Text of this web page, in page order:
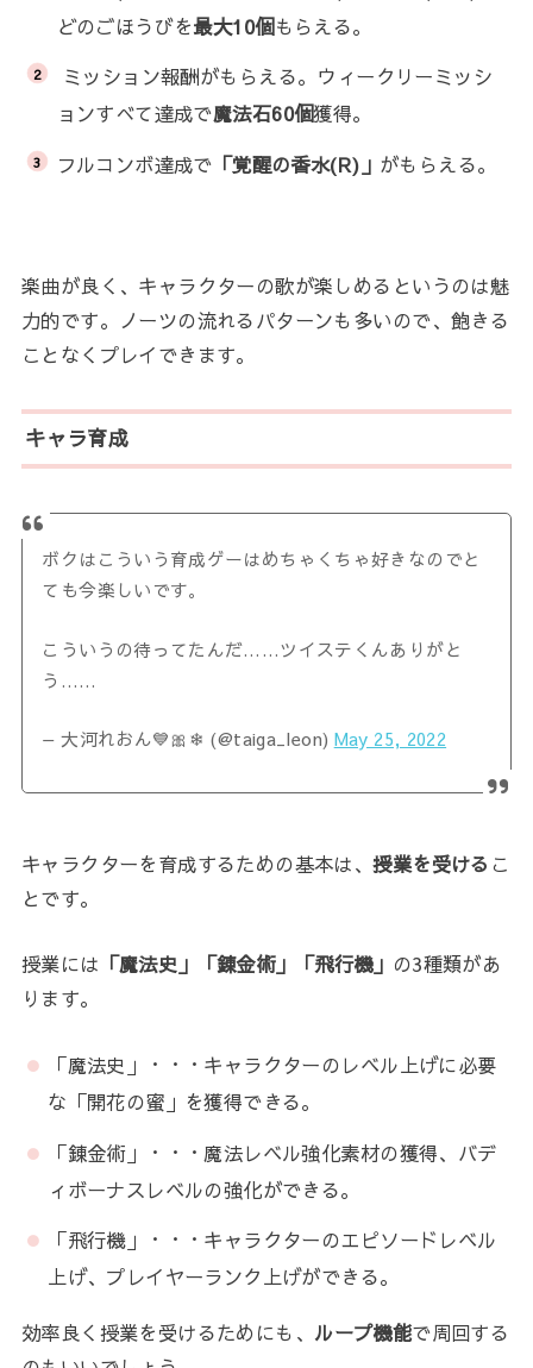
どのごほうびを最大10個もらえる。
ミッション報酬がもらえる。ウィークリーミッシ
ョンすべて達成で魔法石60個獲得。
フルコンボ達成で 「覚醒の香水(R)」 がもらえる。
楽曲が良く、キャラクターの歌が楽しめるというのは魅
力的です。ノーツの流れるパターンも多いので、飽きる
ことなくプレイできます。
キャラ育成
ボクはこういう育成ゲーはめちゃくちゃ好きなのでと
ても今楽しいです。
こういうの待ってたんだ……ツイステくんありがと
う……
— 大河れおん💙🎀❄ (@taiga_leon) May 25, 2022
キャラクターを育成するための基本は、授業を受ける こ
とです。
授業には 「魔法史」「錬金術」「飛行機」 の3種類があ
ります。
「魔法史」・・・キャラクターのレベル上げに必要
な「開花の蜜」を獲得できる。
「錬金術」・・・魔法レベル強化素材の獲得、バデ
ィボーナスレベルの強化ができる。
「飛行機」・・・キャラクターのエピソードレベル
上げ、プレイヤーランク上げができる。
効率良く授業を受けるためにも、ループ機能で周回する